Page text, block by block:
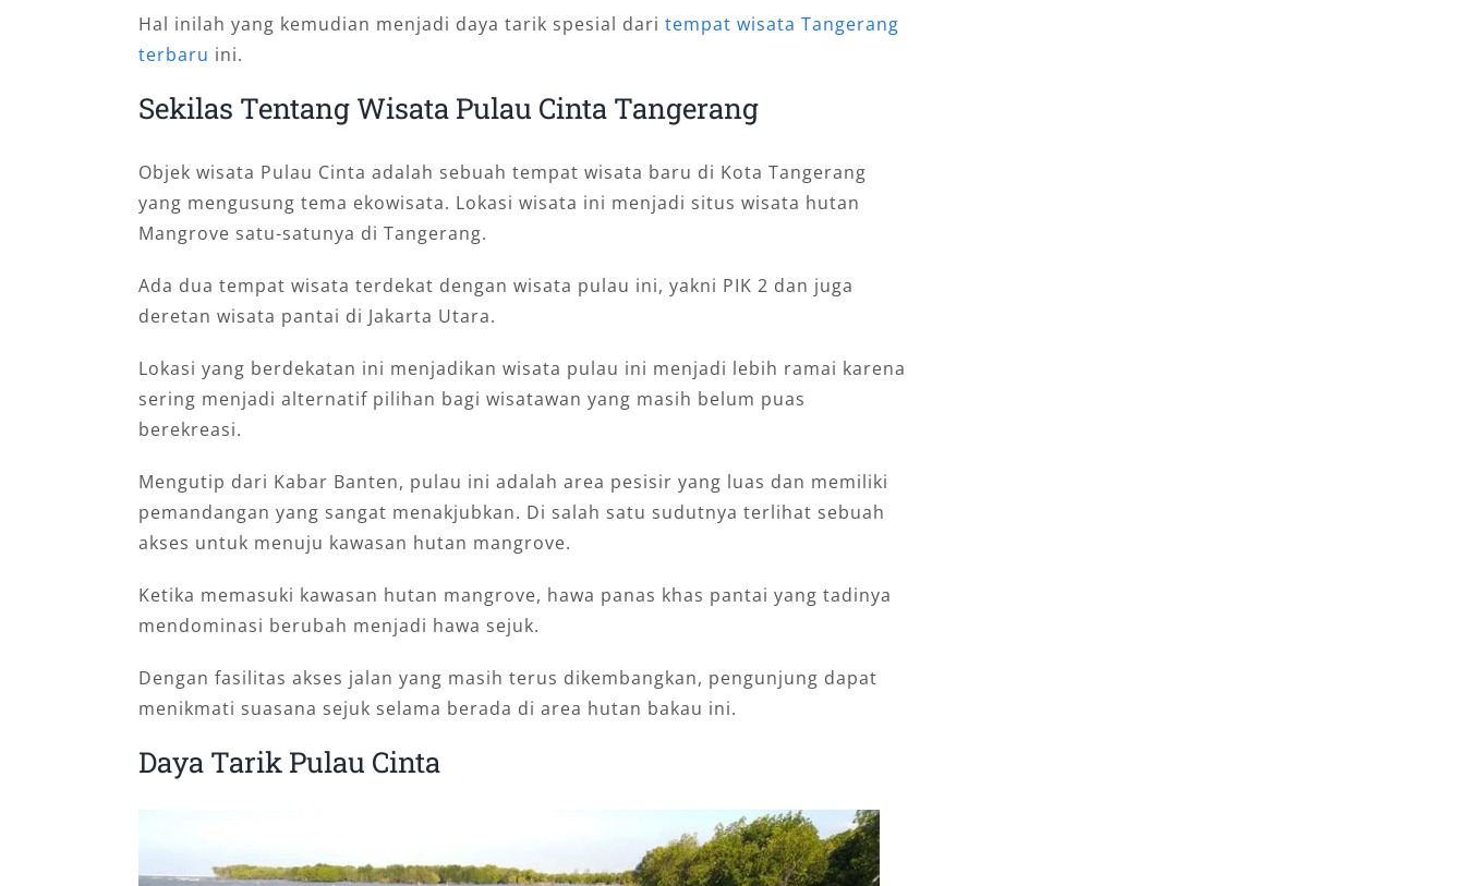
Hal inilah yang kemudian menjadi daya tarik spesial dari tempat wisata Tangerang
terbaru ini.
Sekilas Tentang Wisata Pulau Cinta Tangerang
Objek wisata Pulau Cinta adalah sebuah tempat wisata baru di Kota Tangerang
yang mengusung tema ekowisata. Lokasi wisata ini menjadi situs wisata hutan
Mangrove satu-satunya di Tangerang.
Ada dua tempat wisata terdekat dengan wisata pulau ini, yakni PIK 2 dan juga
deretan wisata pantai di Jakarta Utara.
Lokasi yang berdekatan ini menjadikan wisata pulau ini menjadi lebih ramai karena
sering menjadi alternatif pilihan bagi wisatawan yang masih belum puas
berekreasi.
Mengutip dari Kabar Banten, pulau ini adalah area pesisir yang luas dan memiliki
pemandangan yang sangat menakjubkan. Di salah satu sudutnya terlihat sebuah
akses untuk menuju kawasan hutan mangrove.
Ketika memasuki kawasan hutan mangrove, hawa panas khas pantai yang tadinya
mendominasi berubah menjadi hawa sejuk.
Dengan fasilitas akses jalan yang masih terus dikembangkan, pengunjung dapat
menikmati suasana sejuk selama berada di area hutan bakau ini.
Daya Tarik Pulau Cinta